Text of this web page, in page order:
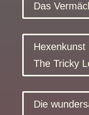
Das
The Tricky
Die